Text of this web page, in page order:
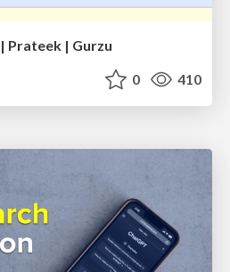
Prateek | Gurzu
0 410